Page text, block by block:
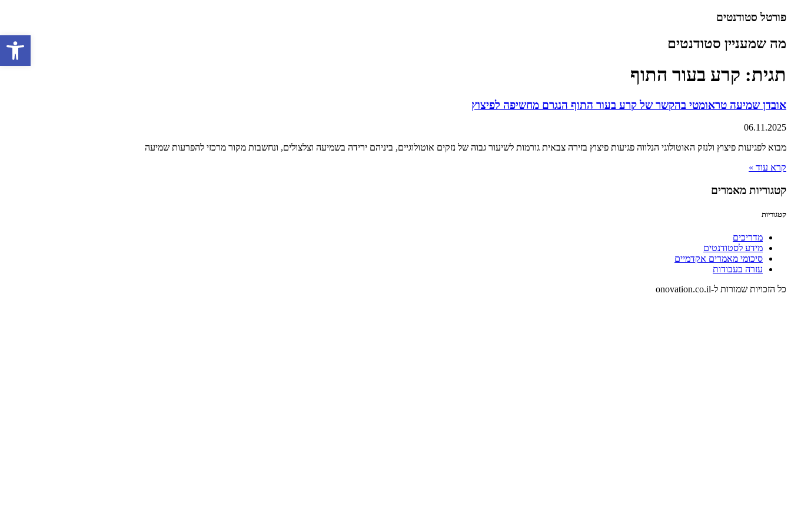
דלג
פורטל סטודנטים
מה שמעניין סטודנטים
תגית: קרע בעור התוף
אובדן שמיעה טראומטי בהקשר של קרע בעור התוף הנגרם מחשיפה לפיצוץ
06.11.2025
מבוא לפגיעות פיצוץ ולנזק האוטולוגי הנלווה פגיעות פיצוץ בזירה צבאית גורמות לשיעור גבוה של נזקים אוטולוגיים, ביניהם ירידה בשמיעה וצלצולים, ונחשבות מקור מרכזי להפרעות שמיעה
קרא עוד »
קטגוריות מאמרים
קטגוריות
מדריכים
מידע לסטודנטים
סיכומי מאמרים אקדמיים
עזרה בעבודות
כל הזכויות שמורות ל-onovation.co.il
פתח